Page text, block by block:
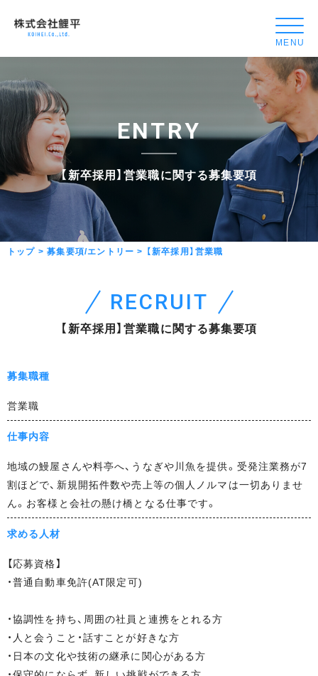
【新
採
営
職
-
株
式
鯉
平
サ
ト
株
式
会
社
平
リ
ル
ー
サ
イ
ト
ENTRY
【新卒採用】営業職に関する募集要項
トップ > 募集要項/エントリー > 【新卒採用】営業職
RECRU IT
【新卒採用】営業職に関する募集要項
募集職種
営業職
仕事内容
地域の鰻屋さんや料亭へ、うなぎや川魚を提供。受発注業務が7
割ほどで、新規開拓件数や売上等の個人ノルマは一切ありませ
ん。お客様と会社の懸け橋となる仕事です。
求める人材
【応募資格】
・普通自動車免許(AT限定可)
・協調性を持ち、周囲の社員と連携をとれる方
・人と会うこと・話すことが好きな方
・日本の文化や技術の継承に関心がある方